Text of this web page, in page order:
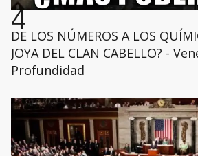
4
DE LOS NÚMEROS A LOS
JOYA DEL CLAN CABELLO? -
Profundidad